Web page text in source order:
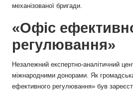
механізованої бригади.
«Офіс
регулювання»
Незалежний експертно-аналітичний
міжнародними донорами. Як
ефективного регулювання» був